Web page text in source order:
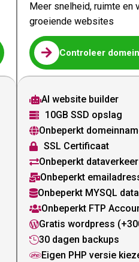
Meer snelheid, ruimte en
groeiende websites
 Controleer
AI website builder
 10GB SSD opslag
Onbeperkt
 SSL Certificaat
Onbeperkt dataverkeer
Onbeperkt
Onbeperkt MYSQL
Onbeperkt FTP
Gratis wordpress
30 dagen backups
Eigen PHP versie